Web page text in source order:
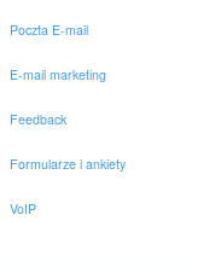
Poczta E-mail
E-mail marketing
Feedback
Formularze i ankiety
VoIP